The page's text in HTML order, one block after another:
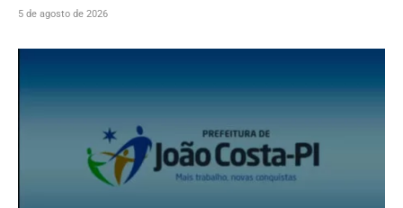
5 de agosto de 2026